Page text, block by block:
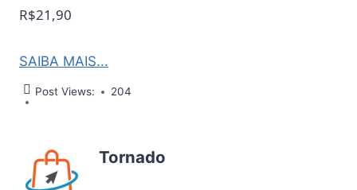
R$21,90
SAIBA MAIS...
Post Views: 204
Tornado